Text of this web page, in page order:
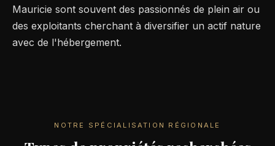
Mauricie sont souvent des passionnés de plein air ou
des exploitants cherchant à diversifier un actif nature
avec de l'hébergement.
NOTRE SPÉCIALISATION RÉGIONALE